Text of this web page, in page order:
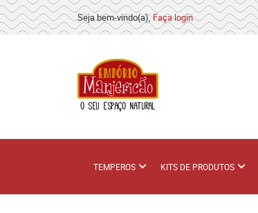
Seja bem-vindo(a),Faça login
TEMPEROS KITS DE PRODUTOS